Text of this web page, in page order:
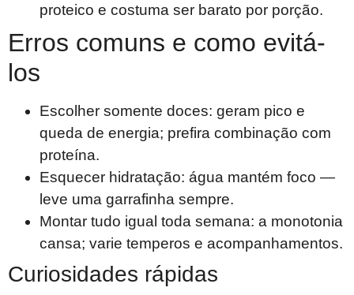
proteico e costuma ser barato por porção.
Erros comuns e como evitá-
los
Escolher somente doces: geram pico e
queda de energia; prefira combinação com
proteína.
Esquecer hidratação: água mantém foco —
leve uma garrafinha sempre.
Montar tudo igual toda semana: a monotonia
cansa; varie temperos e acompanhamentos.
Curiosidades rápidas